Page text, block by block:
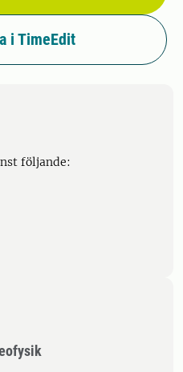
i TimeEdit
följande: